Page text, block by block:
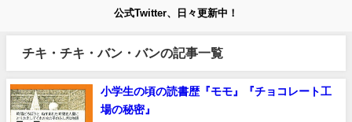
公式Twitter、日々更新中！
チキ・チキ・バン・バンの記事一覧
小学生の頃の読書歴『モモ』『チョコレート工
場の秘密』